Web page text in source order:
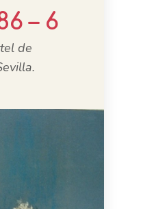
– 6
de